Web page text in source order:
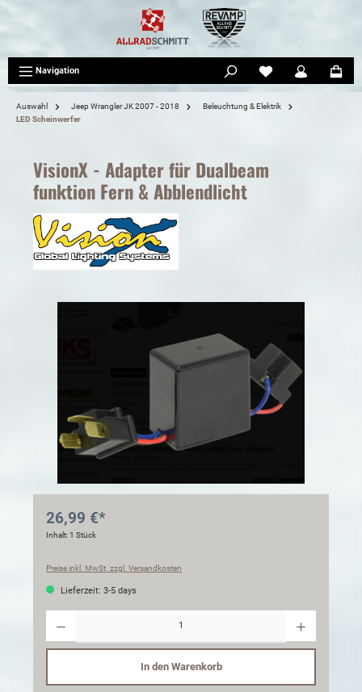
Navigation
Auswahl Jeep Wrangler JK 2007 - 2018
Beleuchtung & Elektrik
LED Scheinwerfer
VisionX - Adapter für Dualbeam
funktion Fern & Abblendlicht
26,99 €*
Inhalt:1 Stück
Preise inkl. MwSt. zzgl. Versandkosten
Lieferzeit: 3-5 days
In den Warenkorb